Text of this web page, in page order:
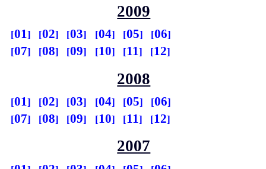
2009
01 02 03 04 05
06
07
08 09 10 11 12
2008
01 02 03 04 05
06
07
08 09 10 11 12
2007